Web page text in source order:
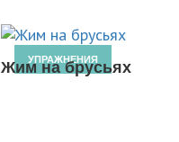
УПРАЖНЕНИЯ
Жим на брусьях